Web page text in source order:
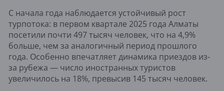
С начала года наблюдается устойчивый рост
турпотока: в первом квартале 2025 года Алматы
посетили почти 497 тысяч человек, что на 4,9%
больше, чем за аналогичный период прошлого
года. Особенно впечатляет динамика приездов из-
за рубежа — число иностранных туристов
увеличилось на 18%, превысив 145 тысяч человек.